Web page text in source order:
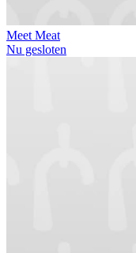
Meet Meat
Nu gesloten